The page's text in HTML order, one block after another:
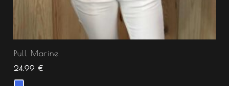
Pull Marine
24.99 €